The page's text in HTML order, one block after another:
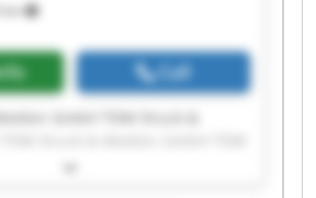
km
Call
GmbH TDM Druck & Medien